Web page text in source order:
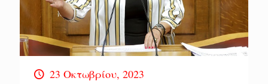
23 Οκτωβρίου, 2023